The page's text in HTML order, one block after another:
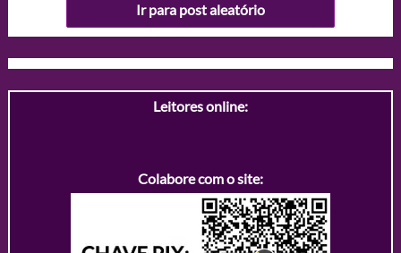
Ir para post aleatório
Leitores online:
Colabore com o site: